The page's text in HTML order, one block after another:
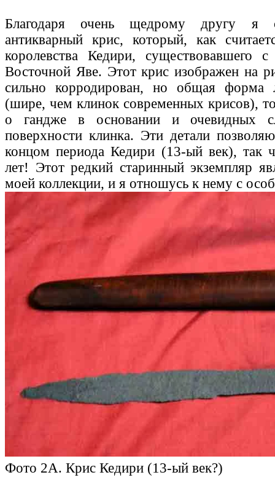
Благодаря очень щедрому другу я
антикварный крис, который, как
королевства Кедири,
Восточной Яве. Этот крис изображен на
сильно корродирован, но общая форма
(шире, чем клинок современных крисов),
о гандже в основании и очевидных
поверхности клинка. Эти детали
концом периода Кедири (13-ый век), так
лет! Этот редкий старинный экземпляр
моей коллекции, и я отношусь к нему с
Фото 2A. Крис Кедири (13-ый век?)